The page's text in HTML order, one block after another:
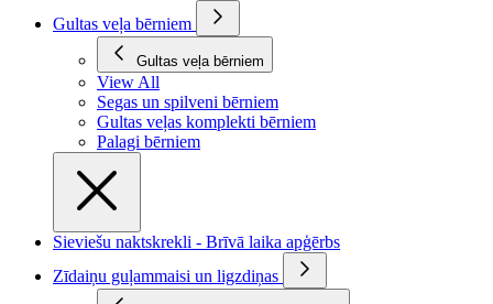
Gultas veļa bērniem
Gultas veļa bērniem
View All
Segas un spilveni bērniem
Gultas veļas komplekti bērniem
Palagi bērniem
Sieviešu naktskrekli - Brīvā laika apģērbs
Zīdaiņu guļammaisi un ligzdiņas